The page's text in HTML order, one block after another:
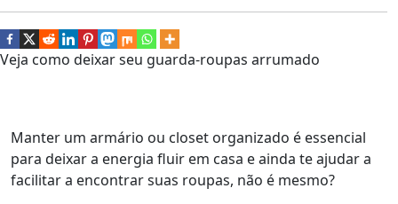
Veja como deixar seu guarda-roupas arrumado
Manter um armário ou closet organizado é essencial
para deixar a energia fluir em casa e ainda te ajudar a
facilitar a encontrar suas roupas, não é mesmo?